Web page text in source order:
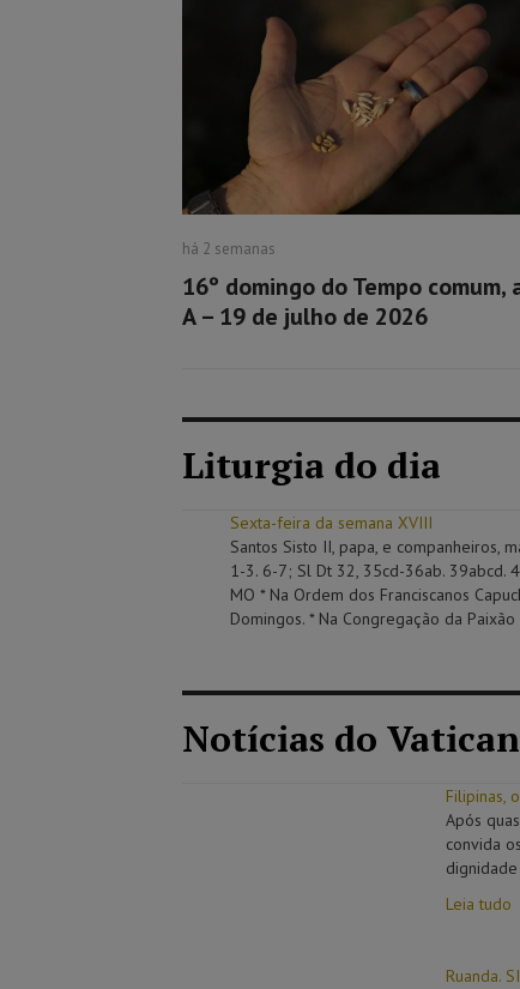
há 2 semanas
16º domingo do Tempo comum,
A – 19 de julho de 2026
Liturgia do dia
Sexta-feira da semana XVIII
Santos Sisto II, papa, e companheiros,
1-3. 6-7; Sl Dt 32, 35cd-36ab. 39abcd.
MO * Na Ordem dos Franciscanos
Domingos. * Na Congregação da
Notícias do
Filipinas,
Após
convida
Leia tudo
Ruanda.